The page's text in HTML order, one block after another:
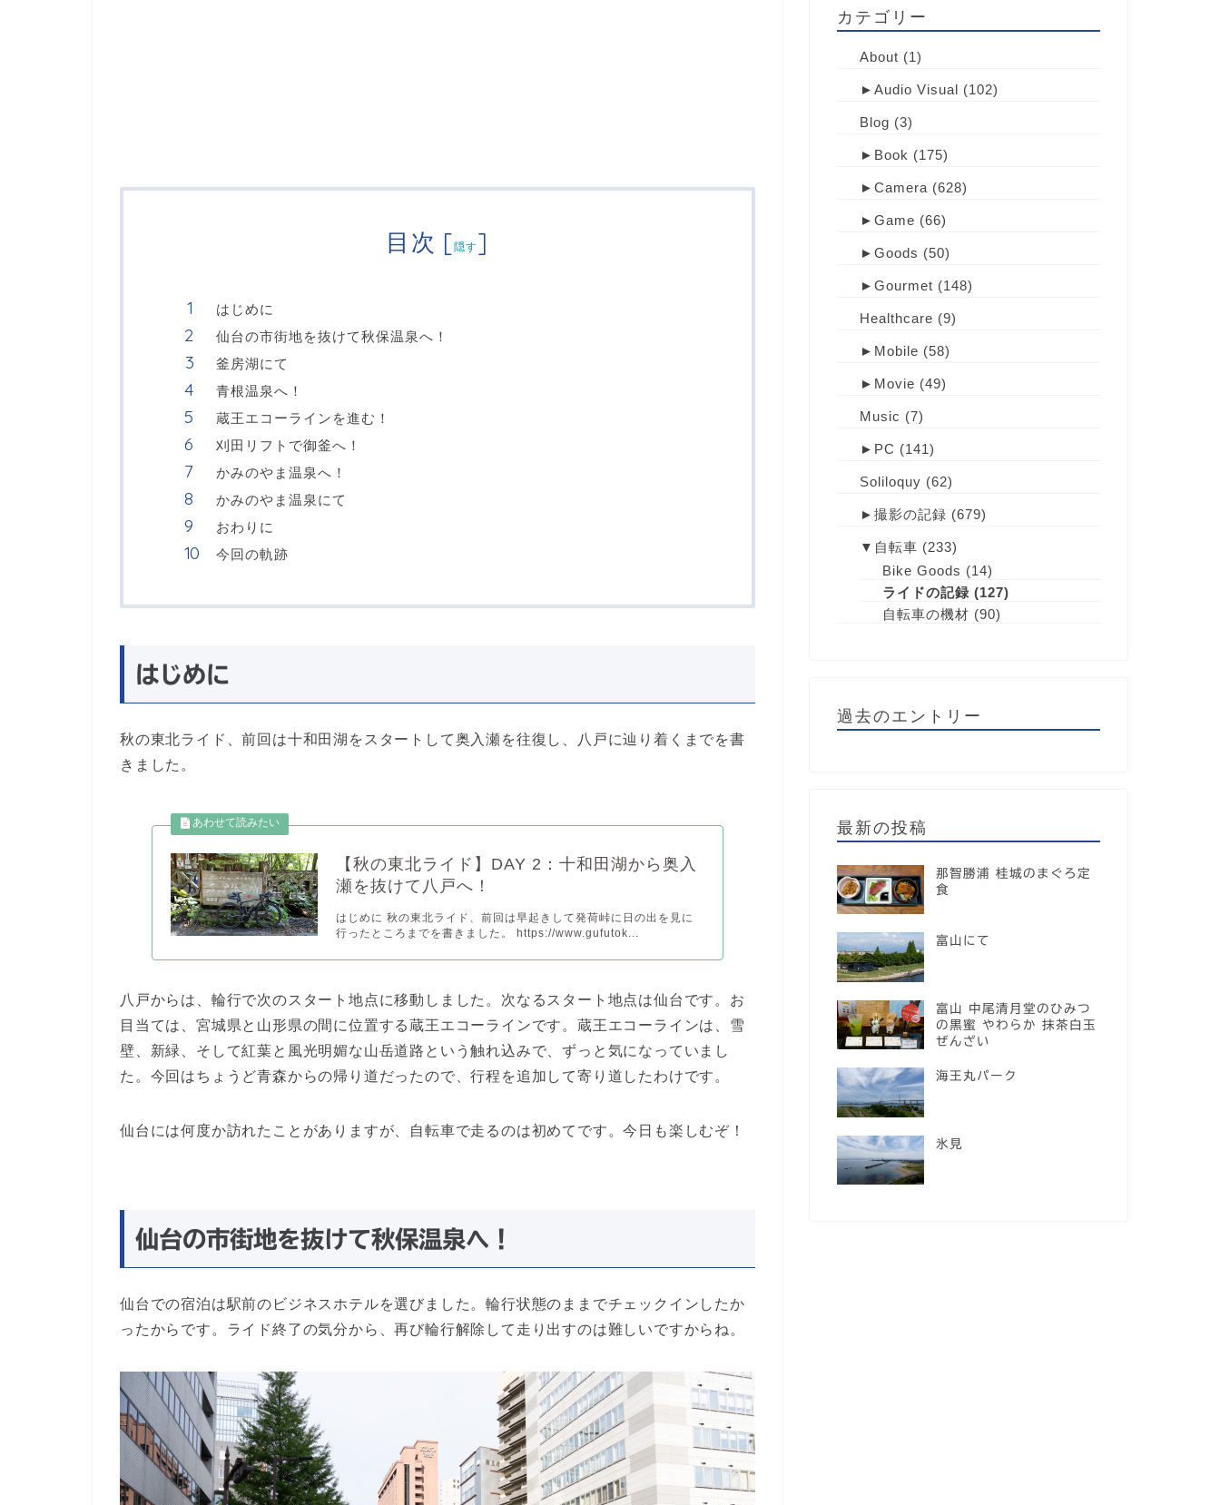
目次 [隠す]
はじめに
仙台の市街地を抜けて秋保温泉へ！
釜房湖にて
青根温泉へ！
蔵王エコーラインを進む！
刈田リフトで御釜へ！
かみのやま温泉へ！
かみのやま温泉にて
おわりに
今回の軌跡
はじめに
秋の東北ライド、前回は十和田湖をスタートして奥入瀬を往復し、八戸に辿り着くまでを書
きました。
【秋の東北ライド】DAY 2：十和田湖から奥入
瀬を抜けて八戸へ！
はじめに 秋の東北ライド、前回は早起きして発荷峠に日の出を見に
行ったところまでを書きました。 https://www.gufutok...
八戸からは、輪行で次のスタート地点に移動しました。次なるスタート地点は仙台です。お
目当ては、宮城県と山形県の間に位置する蔵王エコーラインです。蔵王エコーラインは、雪
壁、新緑、そして紅葉と風光明媚な山岳道路という触れ込みで、ずっと気になっていまし
た。今回はちょうど青森からの帰り道だったので、行程を追加して寄り道したわけです。
仙台には何度か訪れたことがありますが、自転車で走るのは初めてです。今日も楽しむぞ！
仙台の市街地を抜けて秋保温泉へ！
仙台での宿泊は駅前のビジネスホテルを選びました。輪行状態のままでチェックインしたか
ったからです。ライド終了の気分から、再び輪行解除して走り出すのは難しいですからね。
カテゴリー
About (1)
► Audio Visual (102)
Blog (3)
► Book (175)
► Camera (628)
► Game (66)
► Goods (50)
► Gourmet (148)
Healthcare (9)
► Mobile (58)
► Movie (49)
Music (7)
► PC (141)
Soliloquy (62)
► 撮影の記録 (679)
▼ 自転車 (233)
Bike Goods (14)
ライドの記録(127)
自転車の機材 (90)
過去のエントリー
最新の投稿
那智勝浦 桂城のまぐろ定
食
富山にて
富山 中尾清月堂のひみつ
の黒蜜 やわらか 抹茶白玉
ぜんざい
海王丸パーク
氷見